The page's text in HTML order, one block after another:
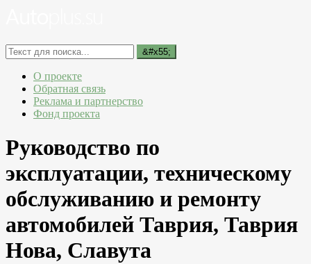
О проекте
Обратная связь
Реклама и партнерство
Фонд проекта
Руководство по
эксплуатации, техническому
обслуживанию и ремонту
автомобилей Таврия, Таврия
Нова, Славута